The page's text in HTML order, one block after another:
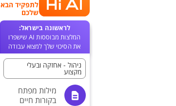
לתפקיד הבא
שלכם
לראשונה בישראל:
המלצות מבוססות AI שישפרו
את הסיכוי שלך למצוא עבודה
ניהול - אחזקה ובעלי
מקצוע
מילות מפתח
בקורות חיים